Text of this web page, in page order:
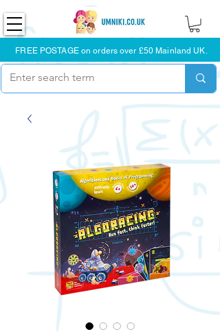
FREE POSTAGE on orders over £50 Mainland UK.